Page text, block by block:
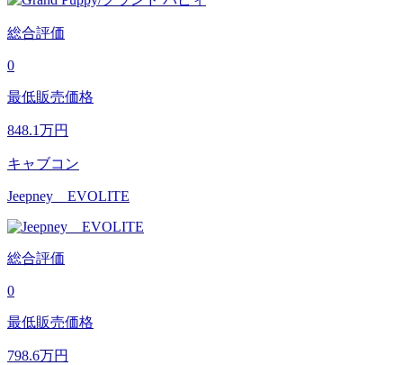
総合評価
0
最低販売価格
848.1万円
キャブコン
Jeepney EVOLITE
総合評価
0
最低販売価格
798.6万円